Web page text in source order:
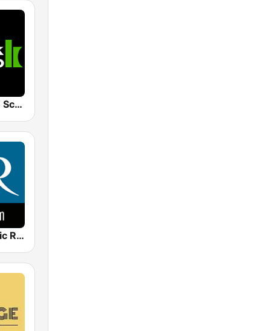
Klassik Radio Schweiz
Venice Classic Radio | VCR Auditorium